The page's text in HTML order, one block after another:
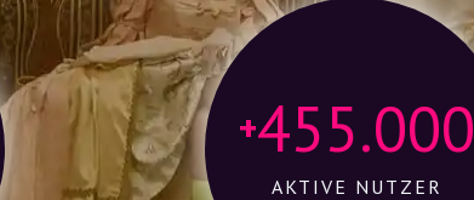
+455.000
AKTIVE NUTZER